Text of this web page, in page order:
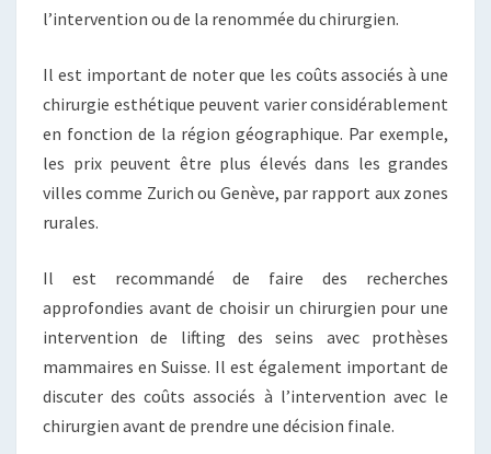
l’intervention ou de la renommée du chirurgien.
Il est important de noter que les coûts associés à une
chirurgie esthétique peuvent varier considérablement
en fonction de la région géographique. Par exemple,
les prix peuvent être plus élevés dans les grandes
villes comme Zurich ou Genève, par rapport aux zones
rurales.
Il est recommandé de faire des recherches
approfondies avant de choisir un chirurgien pour une
intervention de lifting des seins avec prothèses
mammaires en Suisse. Il est également important de
discuter des coûts associés à l’intervention avec le
chirurgien avant de prendre une décision finale.